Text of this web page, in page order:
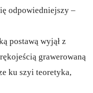
odpowiedniejszy –
postawą wyjął z
grawerowaną
ku szyi teoretyka,